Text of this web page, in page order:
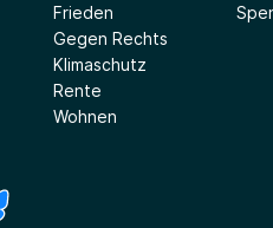
Fenster)
ein neues Fenster)
öffnet ein neues Fenster)
Frieden
Gegen Rechts
Klimaschutz
Rente
Wohnen